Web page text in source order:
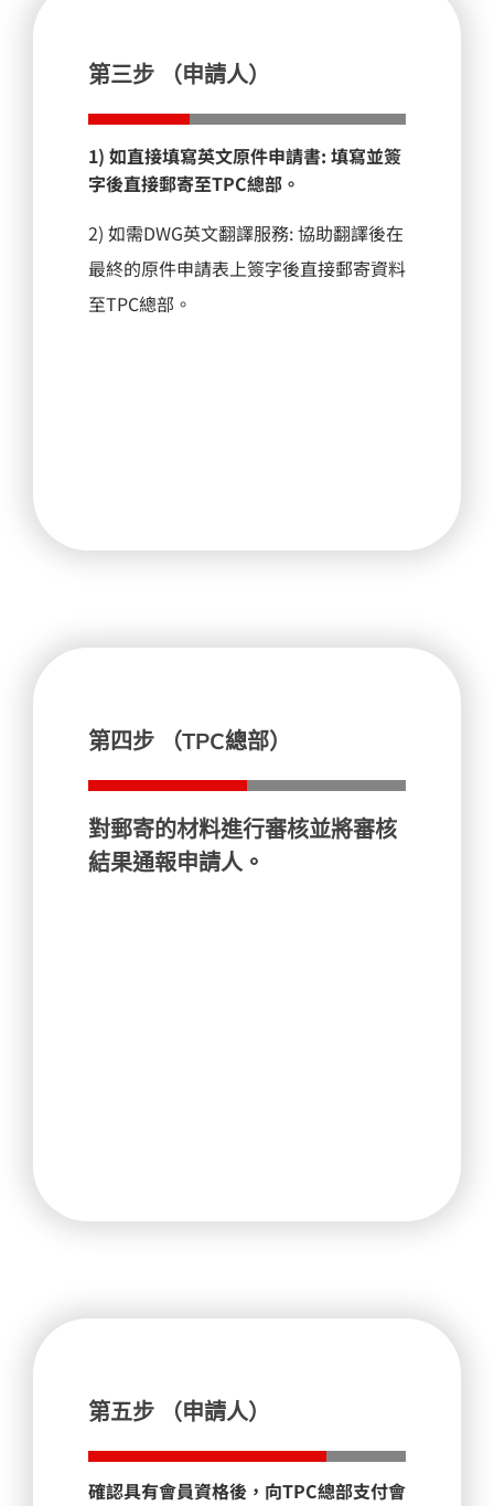
第三步 （申請人）
1) 如直接填寫英文原件申請書: 填寫並簽
字後直接郵寄至TPC總部。
2) 如需DWG英文翻譯服務: 協助翻譯後在
最終的原件申請表上簽字後直接郵寄資料
至TPC總部。
第四步 （TPC總部）
對郵寄的材料進行審核並將審核
結果通報申請人。
第五步 （申請人）
確認具有會員資格後，向TPC總部支付會